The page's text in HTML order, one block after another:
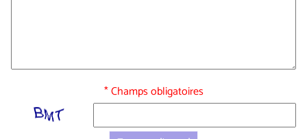
* Champs obligatoires